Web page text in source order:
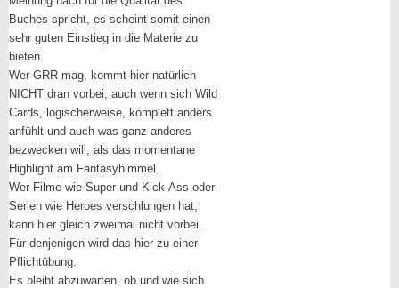
Buches spricht, es scheint somit einen
sehr guten Einstieg in die Materie zu
bieten.
Wer GRR mag, kommt hier natürlich
NICHT dran vorbei, auch wenn sich Wild
Cards, logischerweise, komplett anders
anfühlt und auch was ganz anderes
bezwecken will, als das momentane
Highlight am Fantasyhimmel.
Wer Filme wie Super und Kick-Ass oder
Serien wie Heroes verschlungen hat,
kann hier gleich zweimal nicht vorbei.
Für denjenigen wird das hier zu einer
Pflichtübung.
Es bleibt abzuwarten, ob und wie sich